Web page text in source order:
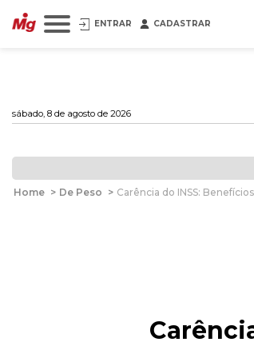
ENTRAR CADASTRAR
sábado, 8 de agosto de 2026
Home > De Peso > Carência do INSS: